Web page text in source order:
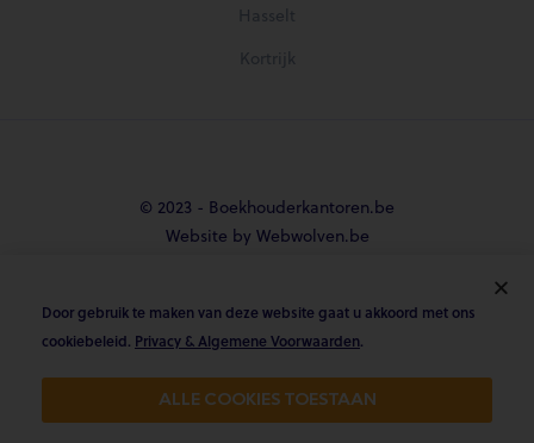
Hasselt
Kortrijk
© 2023 - Boekhouderkantoren.be
Website by Webwolven.be
  
Gemiddelde klantbeoordeling
4.8/5 op Trustpilot & 4.9/5 op google
Door gebruik te maken van deze website gaat u akkoord met ons
cookiebeleid. Privacy & Algemene Voorwaarden.
ALLE COOKIES TOESTAAN